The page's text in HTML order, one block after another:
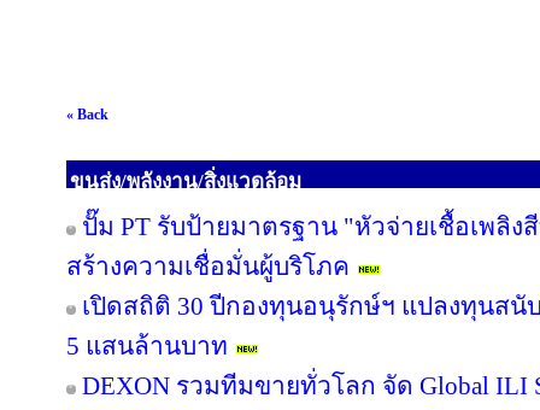
« Back
ขนส่ง/พลังงาน/สิ่งแวดล้อม
ปั๊ม PT รับป้ายมาตรฐาน "หัวจ่ายเชื้อเพลิง
สร้างความเชื่อมั่นผู้บริโภค
เปิดสถิติ 30 ปีกองทุนอนุรักษ์ฯ แปลงทุนส
5 แสนล้านบาท
DEXON รวมทีมขายทั่วโลก จัด Global ILI